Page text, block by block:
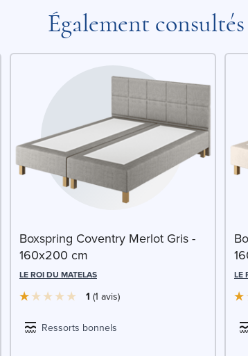
Également
Boxspring Coventry Merlot Gris -
160x200 cm
LE ROI DU MATELAS
1 1 avis
Ressorts bonnels
LE